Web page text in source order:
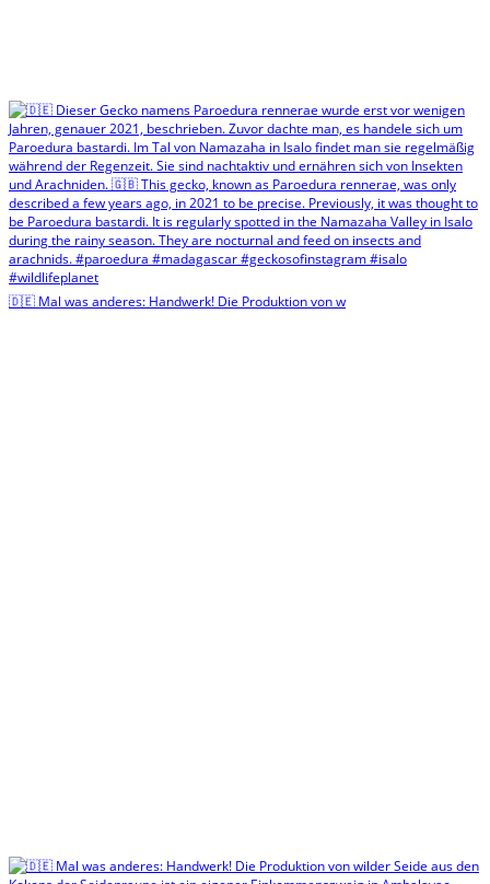
🇩🇪 Mal was anderes: Handwerk! Die Produktion von w